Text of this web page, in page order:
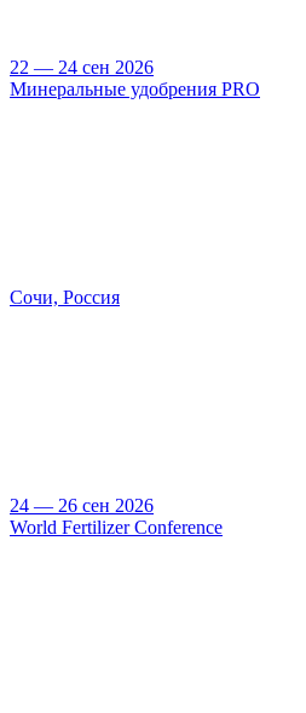
22 — 24 сен 2026
Минеральные удобрения PRO
Сочи, Россия
24 — 26 сен 2026
World Fertilizer Conference